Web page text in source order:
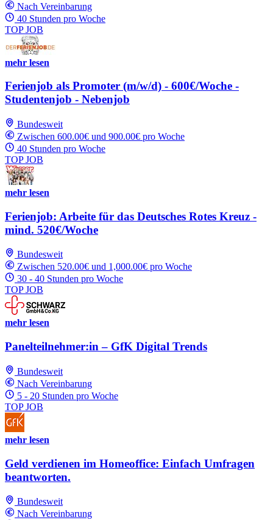
Nach Vereinbarung
40 Stunden pro Woche
TOP JOB
mehr lesen
Ferienjob als Promoter (m/w/d) - 600€/Woche -
Studentenjob - Nebenjob
Bundesweit
Zwischen 600.00€ und 900.00€ pro Woche
40 Stunden pro Woche
TOP JOB
mehr lesen
Ferienjob: Arbeite für das Deutsches Rotes Kreuz -
mind. 520€/Woche
Bundesweit
Zwischen 520.00€ und 1,000.00€ pro Woche
30 - 40 Stunden pro Woche
TOP JOB
mehr lesen
Panelteilnehmer:in – GfK Digital Trends
Bundesweit
Nach Vereinbarung
5 - 20 Stunden pro Woche
TOP JOB
mehr lesen
Geld verdienen im Homeoffice: Einfach Umfragen
beantworten.
Bundesweit
Nach Vereinbarung